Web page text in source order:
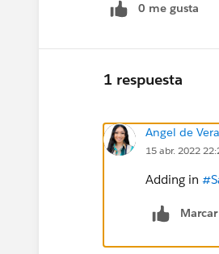
0 me gusta
1 respuesta
Angel de
15 abr. 2022
Adding in